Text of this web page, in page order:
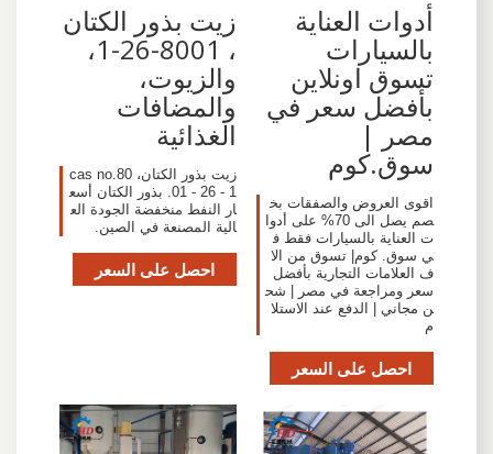
أدوات العناية
بالسيارات
تسوق اونلاين
بأفضل سعر في
مصر |
سوق.كوم
اقوى العروض والصفقات بخ
صم يصل الى 70% على أدوا
ت العناية بالسيارات فقط ف
ي سوق. كوم| تسوق من الا
ف العلامات التجارية بأفضل
سعر ومراجعة في مصر | شح
ن مجاني | الدفع عند الاستلا
احصل على السعر
زيت بذور الكتان
، 8001-26-1،
والزيوت،
والمضافات
الغذائية
زيت بذور الكتان، cas no.80
01 - 26 - 1. بذور الكتان أسع
ار النفط منخفضة الجودة الع
الية المصنعة في الصين.
احصل على السعر